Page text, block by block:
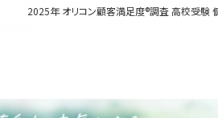
2025年 オリコン顧客満足度®調査 高校受験